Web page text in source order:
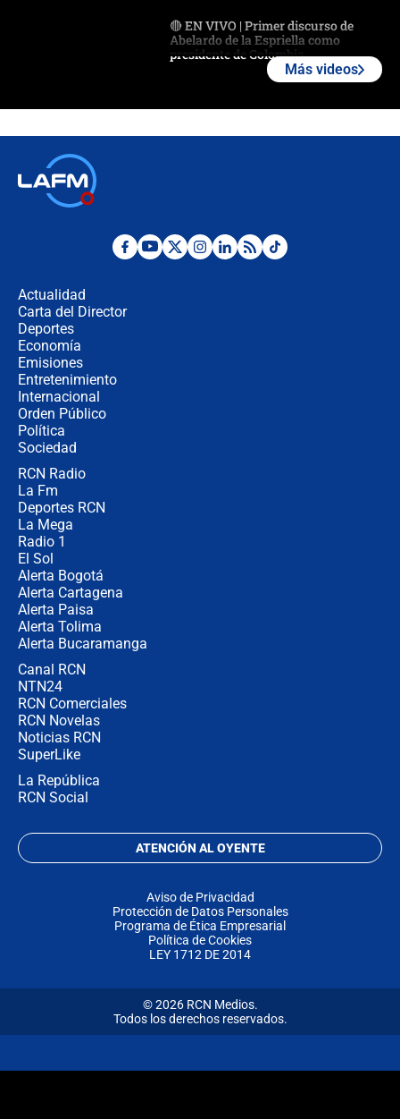
🔴 EN VIVO | Primer discurso de
Abelardo de la Espriella como
presidente de Colombia
Desde dermatitis hasta infecciones:
Más videos
Actualidad
Carta del Director
Deportes
Economía
Emisiones
Entretenimiento
Internacional
Orden Público
Política
Sociedad
RCN Radio
La Fm
Deportes RCN
La Mega
Radio 1
El Sol
Alerta Bogotá
Alerta Cartagena
Alerta Paisa
Alerta Tolima
Alerta Bucaramanga
Canal RCN
NTN24
RCN Comerciales
RCN Novelas
Noticias RCN
SuperLike
La República
RCN Social
ATENCIÓN AL OYENTE
Aviso de Privacidad
Protección de Datos Personales
Programa de Ética Empresarial
Política de Cookies
LEY 1712 DE 2014
© 2026 RCN Medios.
Todos los derechos reservados.